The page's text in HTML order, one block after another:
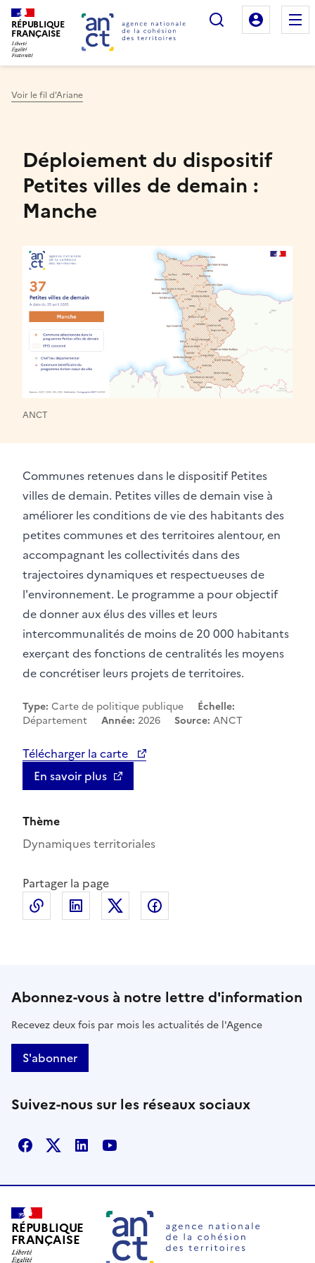
RÉPUBLIQUE
FRANÇAISE
Rechercher
Mon
Voir le fil d'Ariane
Déploiement du dispositif
Petites villes de demain :
Manche
ANCT
Thème
Dynamiques territoriales
Partager la page
Copier le lien de la page dans le presse-papier
LinkedIn
Communes retenues dans le dispositif Petites
villes de demain. Petites villes de demain vise à
améliorer les conditions de vie des habitants des
petites communes et des territoires alentour, en
accompagnant les collectivités dans des
trajectoires dynamiques et respectueuses de
l'environnement. Le programme a pour objectif
de donner aux élus des villes et leurs
intercommunalités de moins de 20 000 habitants
exerçant des fonctions de centralités les moyens
de concrétiser leurs projets de territoires.
Type: Carte de politique publique
Échelle:
Département
Année: 2026 Source: ANCT
Télécharger la carte
En savoir plus
Abonnez-vous à notre lettre d'information
Recevez deux fois par mois les actualités de l'Agence
S'abonner
Suivez-nous sur les réseaux sociaux
Facebook
X LinkedinYoutube
RÉPUBLIQUE
FRANÇAISE